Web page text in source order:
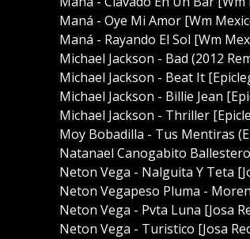
Maná - Oye Mi Amor [Wm
Maná - Rayando El Sol [Wm
Michael Jackson - Bad (2012
Michael Jackson - Beat It
Michael Jackson - Billie Jean
Michael Jackson - Thriller
Moy Bobadilla - Tus Mentiras
Natanael Canogabito
Neton Vega - Nalguita Y Teta
Neton Vegapeso Pluma -
Neton Vega - Pvta Luna [Josa
Neton Vega - Turistico [Josa